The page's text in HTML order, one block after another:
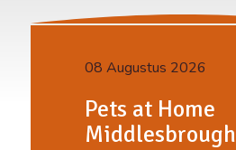
08 Augustus 2026
Pets at Home
Middlesbrough